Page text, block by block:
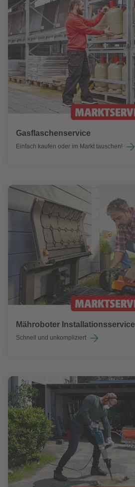
Gasflaschenservice
Einfach kaufen oder im Markt tauschen!
Mähroboter Installationsservice
Schnell und unkompliziert